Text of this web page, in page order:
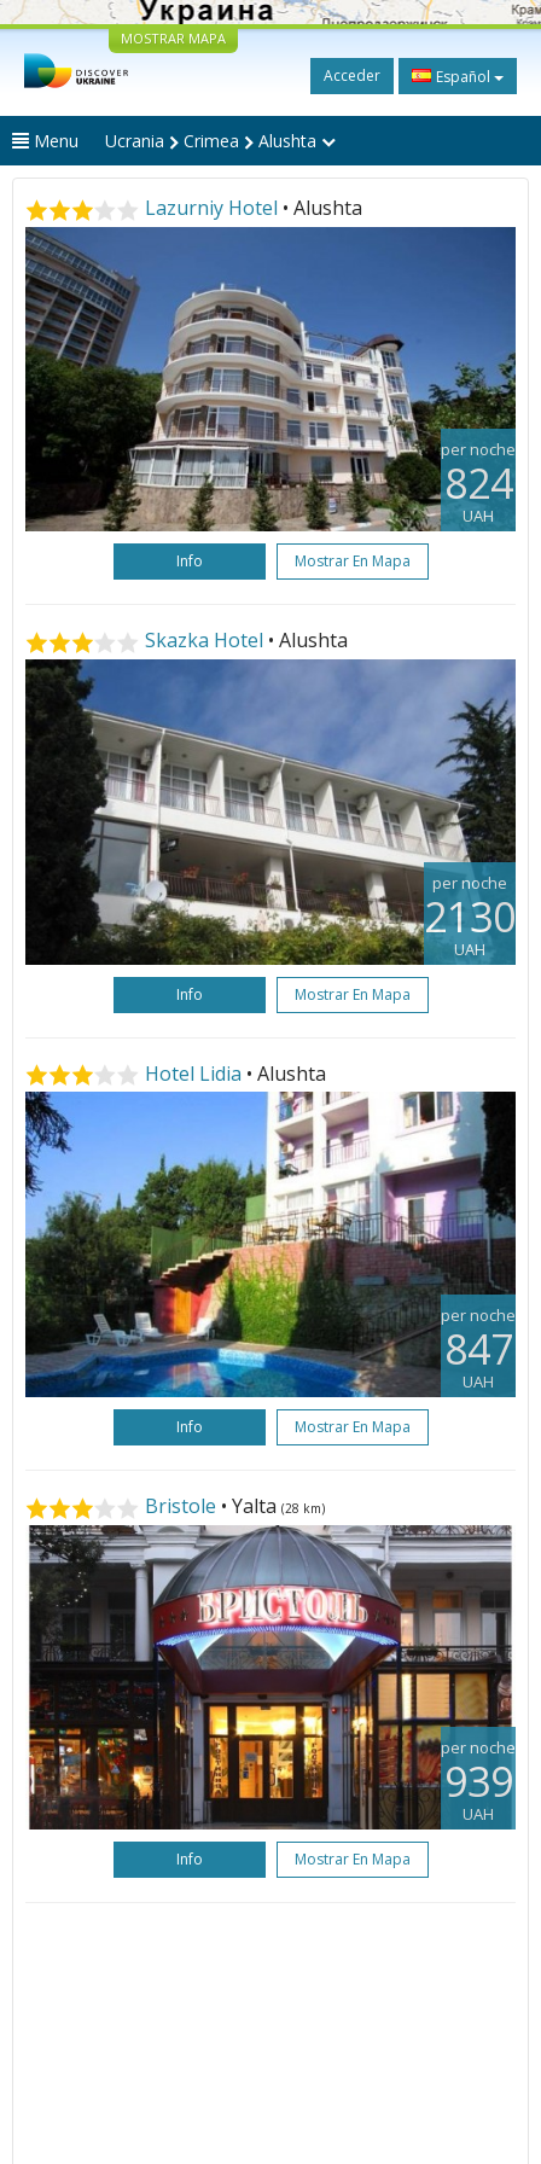
MOSTRAR MAPA
Acceder Español
Menu Ucrania Crimea Alushta
Lazurniy Hotel • Alushta
per noche
824
UAH
Info Mostrar En Mapa
Skazka Hotel • Alushta
per noche
2130
UAH
Info Mostrar En Mapa
Hotel Lidia • Alushta
per noche
847
UAH
Info Mostrar En Mapa
Bristole • Yalta (28 km)
per noche
939
UAH
Info Mostrar En Mapa